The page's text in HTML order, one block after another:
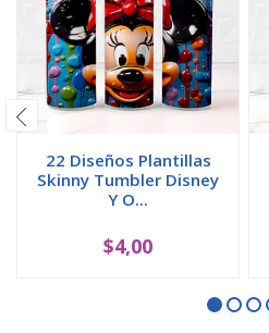
22 Diseños Plantillas
Skinny Tumbler Disney
Y O...
$4,00